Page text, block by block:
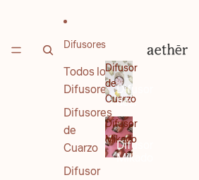
Difusores
Todos los
Difusores
Difusores
de
Cuarzo
Difusor
Difusor
de
Cuarzo
Difusor
de
Cuarzo
Difusor
Mikado
Difusor
Mikado